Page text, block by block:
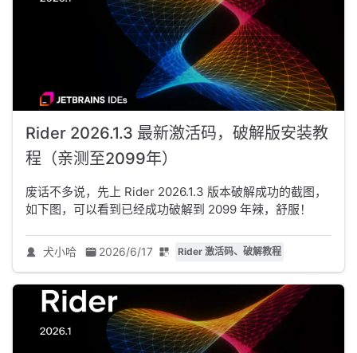
Rider 2026.1.3 最新激活码，破解版安装教
程（亲测至2099年）
废话不多说，先上 Rider 2026.1.3 版本破解成功的截图，
如下图，可以看到已经成功破解到 2099 年辣，舒服！
犬小哈 2026/6/17 Rider 激活码、破解教程